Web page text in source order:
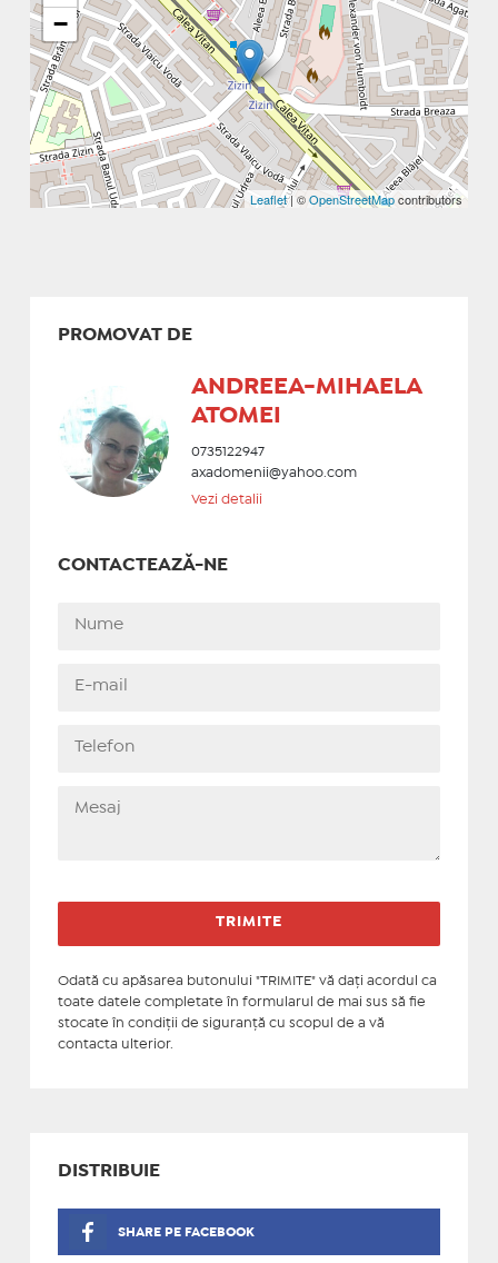
−
Leaflet| ©OpenStreetMapcontributors
PROMOVAT DE
ANDREEA-MIHAELA
ATOMEI
0735122947
axadomenii@yahoo.com
Vezi detalii
CONTACTEAZĂ-NE
Odată cu apăsarea butonului "TRIMITE" vă daţi acordul ca
toate datele completate în formularul de mai sus să fie
stocate în condiţii de siguranţă cu scopul de a vă
contacta ulterior.
DISTRIBUIE
SHARE PE FACEBOOK